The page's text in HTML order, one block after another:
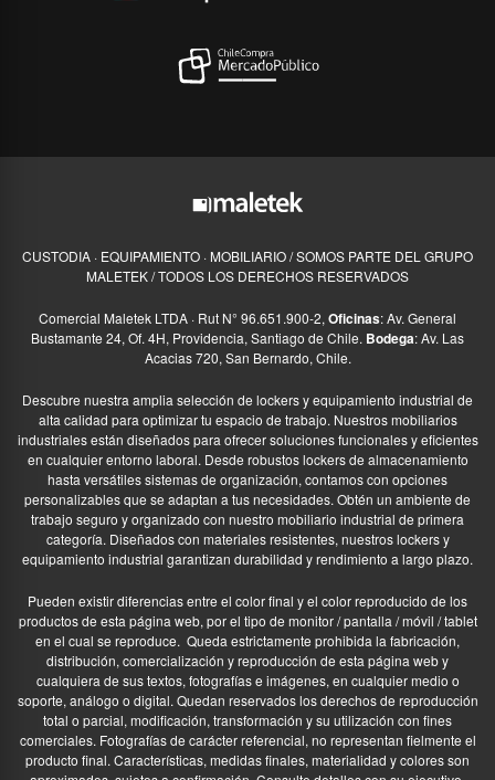
CUSTODIA · EQUIPAMIENTO · MOBILIARIO / SOMOS PARTE DEL GRUPO
MALETEK / TODOS LOS DERECHOS RESERVADOS
Comercial Maletek LTDA · Rut N° 96.651.900-2, Oficinas: Av. General
Bustamante 24, Of. 4H, Providencia, Santiago de Chile. Bodega: Av. Las
Acacias 720, San Bernardo, Chile.
Descubre nuestra amplia selección de lockers y equipamiento industrial de
alta calidad para optimizar tu espacio de trabajo. Nuestros mobiliarios
industriales están diseñados para ofrecer soluciones funcionales y eficientes
en cualquier entorno laboral. Desde robustos lockers de almacenamiento
hasta versátiles sistemas de organización, contamos con opciones
personalizables que se adaptan a tus necesidades. Obtén un ambiente de
trabajo seguro y organizado con nuestro mobiliario industrial de primera
categoría. Diseñados con materiales resistentes, nuestros lockers y
equipamiento industrial garantizan durabilidad y rendimiento a largo plazo.
Pueden existir diferencias entre el color final y el color reproducido de los
productos de esta página web, por el tipo de monitor / pantalla / móvil / tablet
en el cual se reproduce. Queda estrictamente prohibida la fabricación,
distribución, comercialización y reproducción de esta página web y
cualquiera de sus textos, fotografías e imágenes, en cualquier medio o
soporte, análogo o digital. Quedan reservados los derechos de reproducción
total o parcial, modificación, transformación y su utilización con fines
comerciales. Fotografías de carácter referencial, no representan fielmente el
producto final. Características, medidas finales, materialidad y colores son